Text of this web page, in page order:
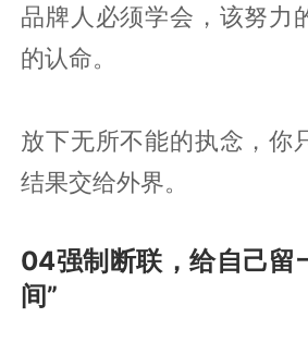
品牌人必须学会，该努力
的认命。
放下无所不能的执念，你
结果交给外界。
04强制断联，给自己留
间”